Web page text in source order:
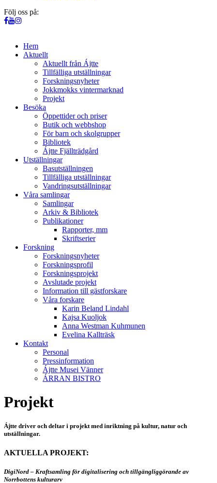
Följ oss på:
Hem
Aktuellt
Aktuellt från Ájtte
Tillfälliga utställningar
Forskningsnyheter
Jokkmokks vintermarknad
Projekt
Besöka
Öppettider och priser
Butik och webbshop
För barn och skolgrupper
Bibliotek
Ájtte Fjällträdgård
Utställningar
Basutställningen
Tillfälliga utställningar
Vandringsutställningar
Våra samlingar
Samlingar
Arkiv & Bibliotek
Publikationer
Rapporter, mm
Skriftserier
Forskning
Forskningsnyheter
Forskningsprofil
Forskningsprojekt
Avslutade projekt
Information till gästforskare
Våra forskare
Karin Beland Lindahl
Kajsa Kuoljok
Anna Westman Kuhmunen
Evelina Kallträsk
Kontakt
Personal
Pressinformation
Ájtte Musei Vänner
ÁRRAN BISTRO
Projekt
Ájtte driver och deltar i projekt med inriktning på kultur, natur och
utställningar.
AKTUELLA PROJEKT:
DigiNord – Kraftsamling för digitalisering och tillgängliggörande av
Norrbottens kulturarv